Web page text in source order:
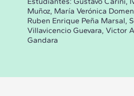
Muñoz, María Verónica
Ruben Enrique Peña Marsal,
Villavicencio Guevara, Victor
Gandara